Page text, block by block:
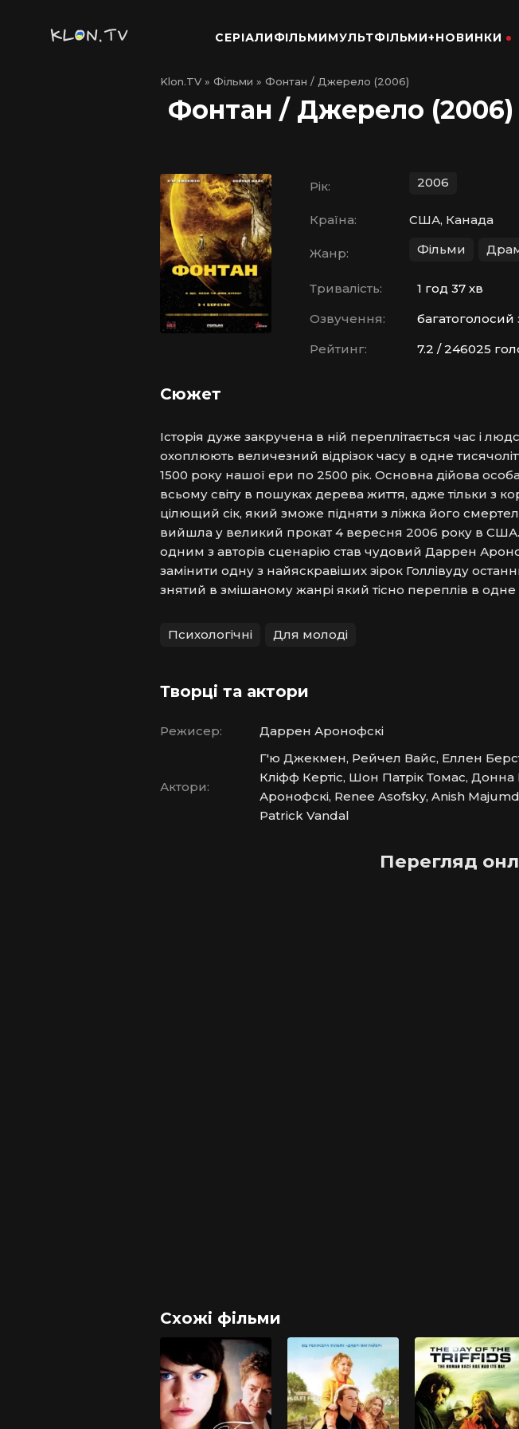
СЕРІАЛИФІЛЬМИМУЛЬТФІЛЬМИ+НОВИНКИ
Klon.TV » Фільми » Фонтан / Джерело (2006)
Фонтан / Джерело (2006)
Рік: 2006
Країна: США, Канада
Жанр: Фільми
Тривалість:
1 год 37 хв
Озвучення:
багатоголосий
Рейтинг:
7.2 / 246025
Сюжет
Історія дуже закручена в ній переплітається час і
охоплюють величезний відрізок часу в одне
1500 року нашої ери по 2500 рік. Основна дійова
всьому світу в пошуках дерева життя, адже тільки з
цілющий сік, який зможе підняти з ліжка його
вийшла у великий прокат 4 вересня 2006 року в
одним з авторів сценарію став чудовий Даррен
замінити одну з найяскравіших зірок Голлівуду
знятий в змішаному жанрі який тісно переплів в
Психологічні Для молоді
Творці та актори
Режисер: Даррен Аронофскі
Актори:
Г'ю Джекмен, Рейчел Вайс, Еллен
Кліфф Кертіс, Шон Патрік Томас,
Аронофскі, Renee Asofsky, Anish
Patrick Vandal
Перегляд
Схожі фільми